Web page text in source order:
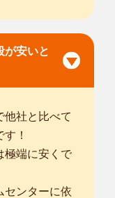
安いと
他社と比べて
！
極端に安くで
センターに依